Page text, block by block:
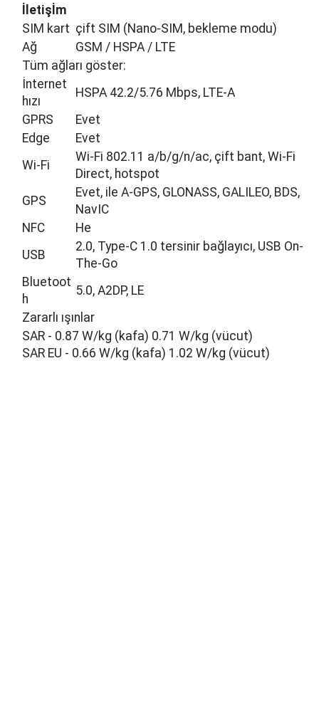
İleti̇şİm
SIM kart çift SIM (Nano-SIM, bekleme modu)
Ağ
GSM / HSPA / LTE
Tüm ağları göster:
İnternet
hızı
HSPA 42.2/5.76 Mbps, LTE-A
GPRS
Evet
Edge
Evet
Wi-Fi
Wi-Fi 802.11 a/b/g/n/ac, çift bant, Wi-Fi
Direct, hotspot
GPS
Evet, ile A-GPS, GLONASS, GALILEO, BDS,
NavIC
NFC
Не
USB
2.0, Type-C 1.0 tersinir bağlayıcı, USB On-
The-Go
Bluetoot
h
5.0, A2DP, LE
Zararlı ışınlar
SAR - 0.87 W/kg (kafa) 0.71 W/kg (vücut)
SAR EU - 0.66 W/kg (kafa) 1.02 W/kg (vücut)